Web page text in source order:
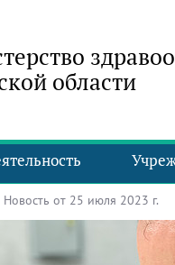
области
от 25 июля 2023 г.